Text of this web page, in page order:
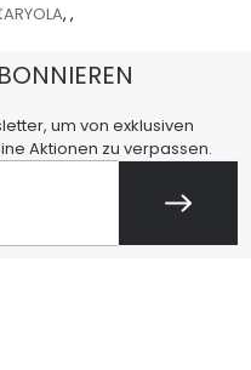
, ,
um von exklusiven
Aktionen zu verpassen.